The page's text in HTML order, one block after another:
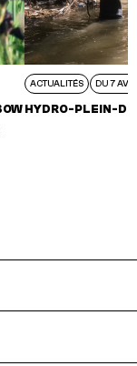
ACTUALITÉS DU 7
HYDRO-PLEIN-